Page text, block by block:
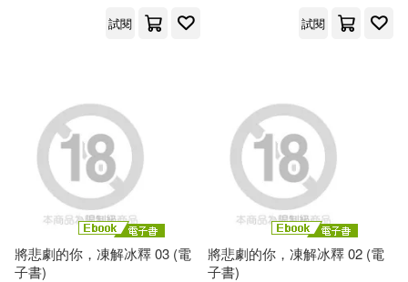
試閱 試閱
將悲劇的你，凍解冰釋 03 (電
子書)
將悲劇的你，凍解冰釋 02 (電
子書)